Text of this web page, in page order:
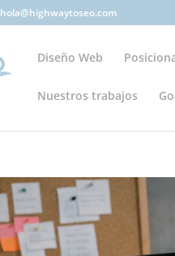
hola@highwaytoseo.com
Diseño Web
Nuestros trabajos